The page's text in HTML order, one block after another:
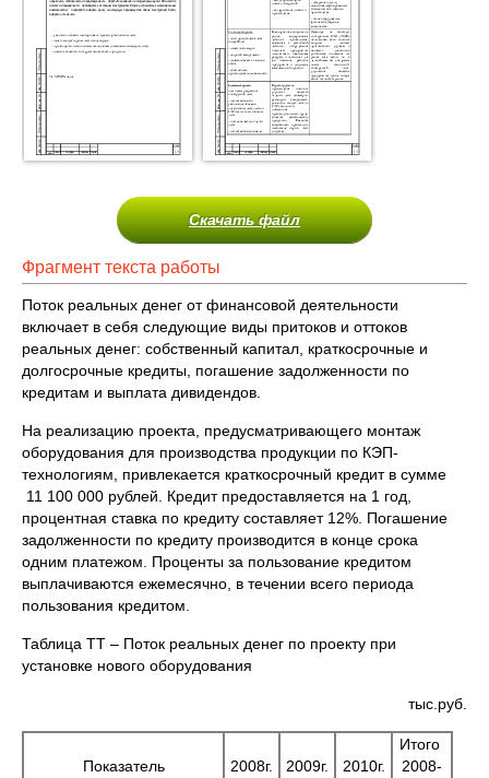
Скачать файл
Фрагмент текста работы
Поток реальных денег от финансовой деятельности
включает в себя следующие виды притоков и оттоков
реальных денег: собственный капитал, краткосрочные и
долгосрочные кредиты, погашение задолженности по
кредитам и выплата дивидендов.
На реализацию проекта, предусматривающего монтаж
оборудования для производства продукции по КЭП-
технологиям, привлекается краткосрочный кредит в сумме
11 100 000 рублей. Кредит предоставляется на 1 год,
процентная ставка по кредиту составляет 12%. Погашение
задолженности по кредиту производится в конце срока
одним платежом. Проценты за пользование кредитом
выплачиваются ежемесячно, в течении всего периода
пользования кредитом.
Таблица ТТ – Поток реальных денег по проекту при
установке нового оборудования
тыс.руб.
Показатель 2008г. 2009г. 2010г.
Итого
2008-